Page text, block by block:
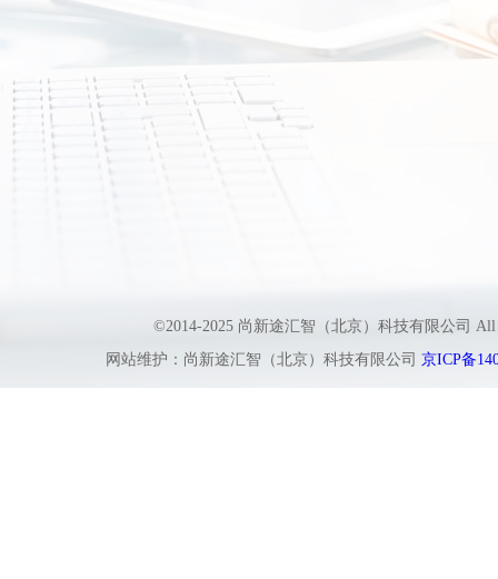
©2014-2025 尚新途汇智（北京）科技有限公司
网站维护：尚新途汇智（北京）科技有限公司 京ICP备